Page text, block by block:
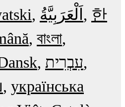
한
বাংলা
עִבְרִית
українська